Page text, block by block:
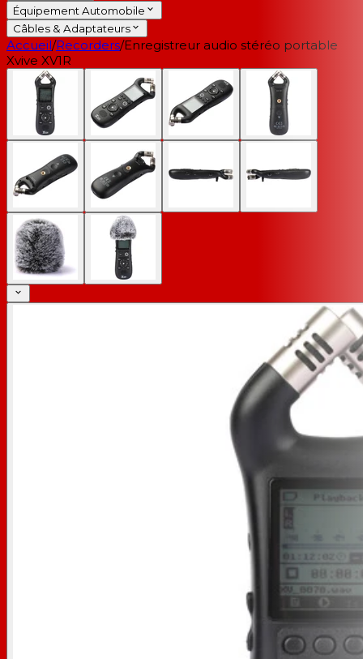
Équipement Automobile
Câbles & Adaptateurs
Accueil/Recorders/Enregistreur audio stéréo portable
Xvive XV1R